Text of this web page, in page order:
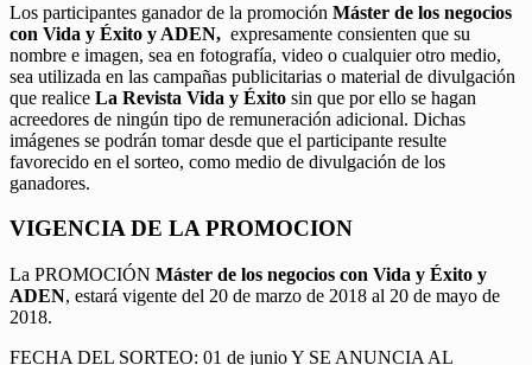
Los participantes ganador de la promoción Máster de los negocios
con Vida y Éxito y ADEN, expresamente consienten que su
nombre e imagen, sea en fotografía, video o cualquier otro medio,
sea utilizada en las campañas publicitarias o material de divulgación
que realice La Revista Vida y Éxito sin que por ello se hagan
acreedores de ningún tipo de remuneración adicional. Dichas
imágenes se podrán tomar desde que el participante resulte
favorecido en el sorteo, como medio de divulgación de los
ganadores.
VIGENCIA DE LA PROMOCION
La PROMOCIÓN Máster de los negocios con Vida y Éxito y
ADEN, estará vigente del 20 de marzo de 2018 al 20 de mayo de
2018.
FECHA DEL SORTEO: 01 de junio Y SE ANUNCIA AL